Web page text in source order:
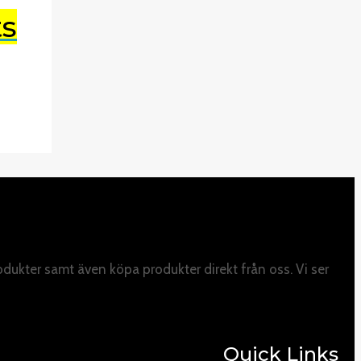
samt även köpa produkter direkt från oss. Vi ser
Quick Links